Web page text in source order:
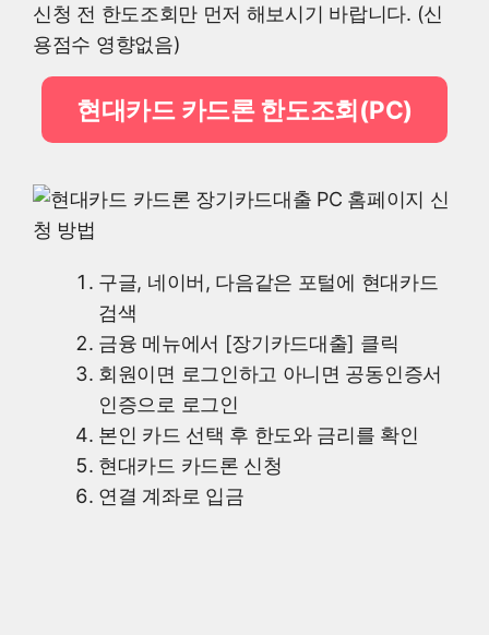
신청 전 한도조회만 먼저 해보시기 바랍니다. (신
용점수 영향없음)
현대카드 카드론 한도조회(PC)
구글, 네이버, 다음같은 포털에 현대카드
검색
금융 메뉴에서 [장기카드대출] 클릭
회원이면 로그인하고 아니면 공동인증서
인증으로 로그인
본인 카드 선택 후 한도와 금리를 확인
현대카드 카드론 신청
연결 계좌로 입금